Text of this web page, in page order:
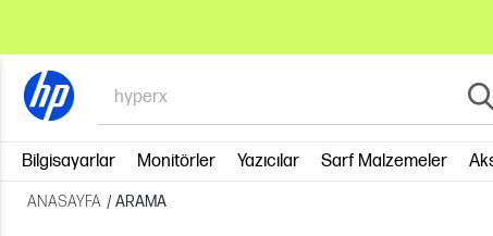
Bilgisayarlar Monitörler Yazıcılar Sarf Malzemeler
ANASAYFA /ARAMA